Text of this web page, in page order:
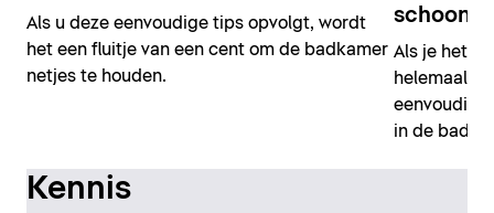
Als u deze eenvoudige tips opvolgt, wordt
het een fluitje van een cent om de badkamer
netjes te houden.
Als je het
helemaal
eenvoudige
in de
Kennis